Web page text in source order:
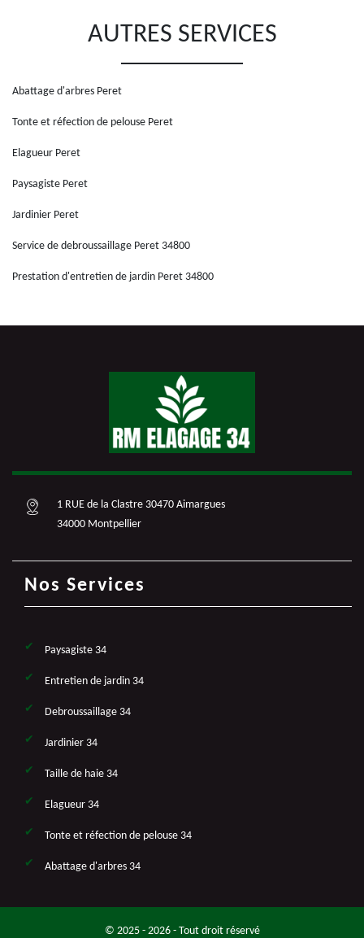
AUTRES SERVICES
Abattage d'arbres Peret
Tonte et réfection de pelouse Peret
Elagueur Peret
Paysagiste Peret
Jardinier Peret
Service de debroussaillage Peret 34800
Prestation d'entretien de jardin Peret 34800
1 RUE de la Clastre 30470 Aimargues
34000 Montpellier
Nos Services
Paysagiste 34
Entretien de jardin 34
Debroussaillage 34
Jardinier 34
Taille de haie 34
Elagueur 34
Tonte et réfection de pelouse 34
Abattage d'arbres 34
© 2025 - 2026 - Tout droit réservé